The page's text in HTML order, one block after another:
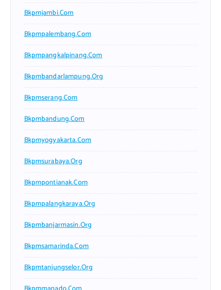
Bkpmjambi.com
Bkpmpalembang.com
Bkpmpangkalpinang.com
Bkpmbandarlampung.org
Bkpmserang.com
Bkpmbandung.com
Bkpmyogyakarta.com
Bkpmsurabaya.org
Bkpmpontianak.com
Bkpmpalangkaraya.org
Bkpmbanjarmasin.org
Bkpmsamarinda.com
Bkpmtanjungselor.org